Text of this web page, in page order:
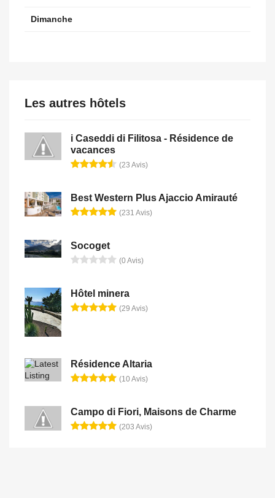
Dimanche
Les autres hôtels
i Caseddi di Filitosa - Résidence de
vacances
(23 Avis)
Best Western Plus Ajaccio Amirauté
(231 Avis)
Socoget
(0 Avis)
Hôtel minera
(29 Avis)
Résidence Altaria
(10 Avis)
Campo di Fiori, Maisons de Charme
(203 Avis)